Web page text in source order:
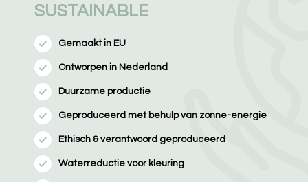
SUSTAINABLE
Gemaakt in EU
Ontworpen in Nederland
Duurzame productie
Geproduceerd met behulp van zonne-energie
Ethisch & verantwoord geproduceerd
Waterreductie voor kleuring